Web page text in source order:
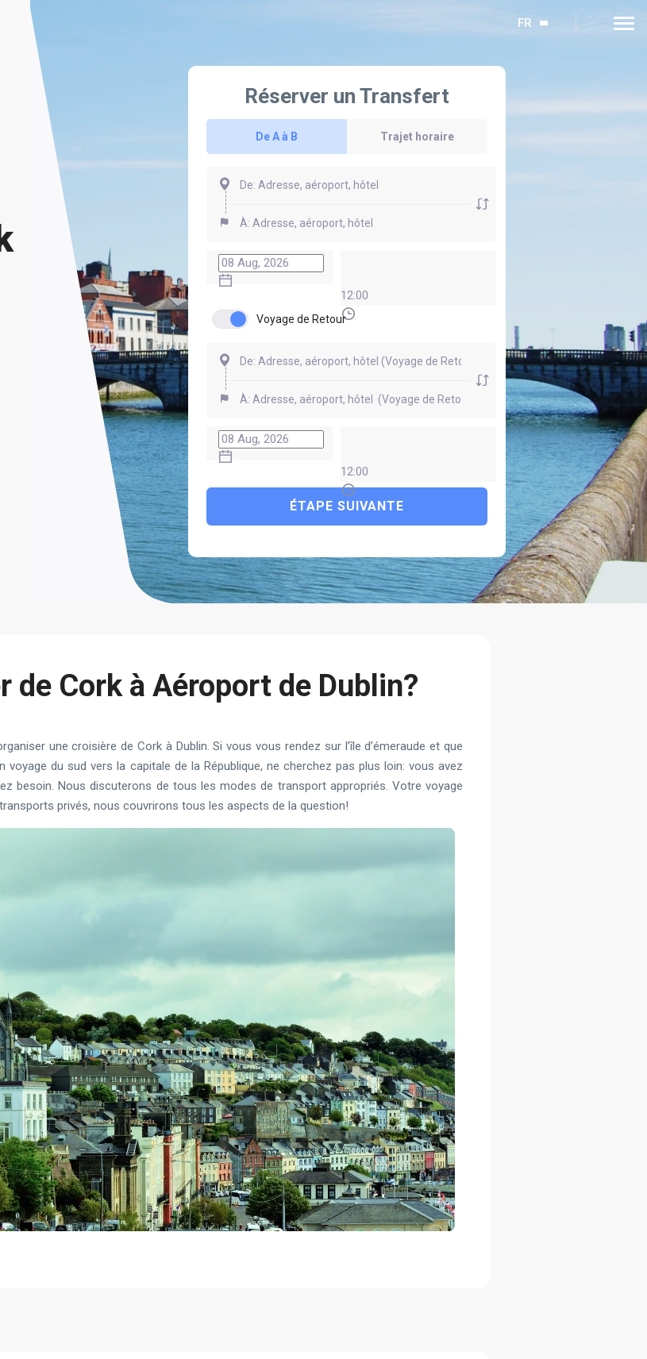
FR
Réserver un Transfert
De A à B Trajet horaire
12:00
Voyage de Retour
12:00
ÉTAPE SUIVANTE
de Cork à Aéroport de Dublin?
une croisière de Cork à Dublin. Si vous vous rendez sur l’île d’émeraude et que
du sud vers la capitale de la République, ne cherchez pas plus loin: vous avez
besoin. Nous discuterons de tous les modes de transport appropriés. Votre voyage
privés, nous couvrirons tous les aspects de la question!